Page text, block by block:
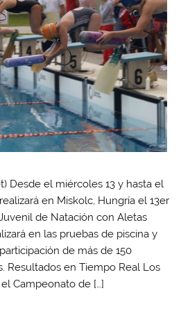
Desde el miércoles 13 y hasta el
en Miskolc, Hungría el 13er
de Natación con Aletas
en las pruebas de piscina y
de más de 150
Resultados en Tiempo Real Los
Campeonato de […]